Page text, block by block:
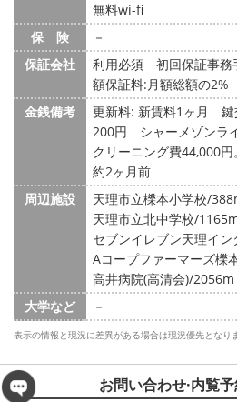
無料wi-fi
保 険
－
保証会社
利用必須 初回保証事務
額保証料:月額総額の2%
金銭備考
更新料: 新賃料1ヶ月
200円
シャーメゾンラ
クリーニング費44,000
約2ヶ月前
周辺施設
天理市立櫟本小学校/
天理市立北中学校/
セブンイレブン天理イ
Aコープファーマーズ櫟
高井病院(高清会)/
大学など
－
表示の情報と現況に差異がある場合は現況優先となりま
お問い合わせ·内覧